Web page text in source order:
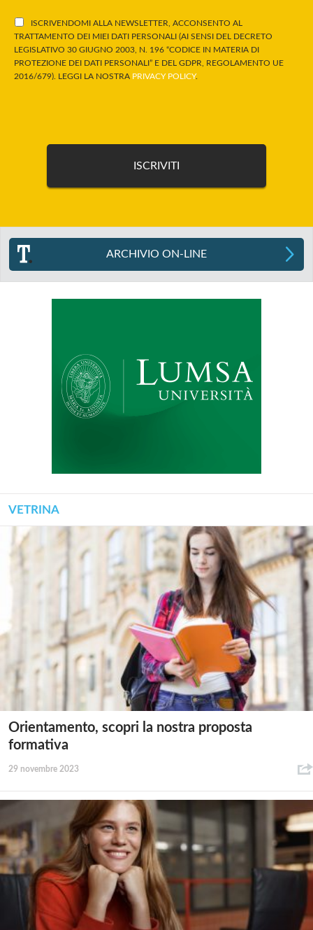
ISCRIVENDOMI ALLA NEWSLETTER, ACCONSENTO AL
TRATTAMENTO DEI MIEI DATI PERSONALI (AI SENSI DEL DECRETO
LEGISLATIVO 30 GIUGNO 2003, N. 196 “CODICE IN MATERIA DI
PROTEZIONE DEI DATI PERSONALI” E DEL GDPR, REGOLAMENTO UE
2016/679). LEGGI LA NOSTRA PRIVACY POLICY.
ARCHIVIO ON-LINE
VETRINA
Orientamento, scopri la nostra proposta
formativa
29 novembre 2023